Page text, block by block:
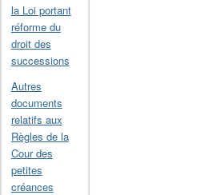
la Loi portant
réforme du
droit des
successions
Autres
documents
relatifs aux
Règles de la
Cour des
petites
créances